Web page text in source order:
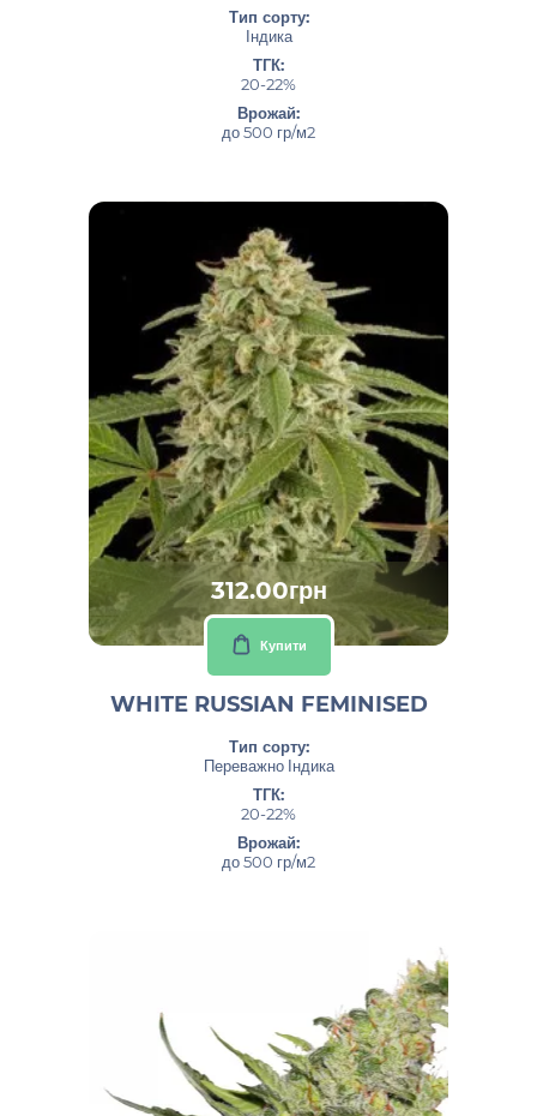
Тип сорту:
Індика
ТГК:
20-22%
Врожай:
до 500 гр/м2
312.00грн
Купити
WHITE RUSSIAN FEMINISED
Тип сорту:
Переважно Індика
ТГК:
20-22%
Врожай:
до 500 гр/м2